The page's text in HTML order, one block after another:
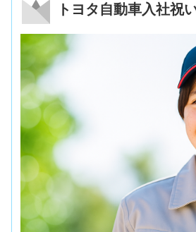
トヨタ自動車入社祝